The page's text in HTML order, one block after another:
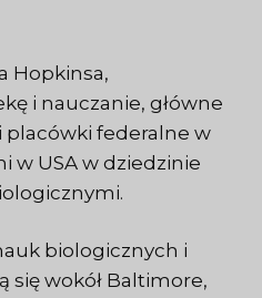
Hopkinsa,
i nauczanie, główne
placówki federalne w
w USA w dziedzinie
biologicznych i
się wokół Baltimore,